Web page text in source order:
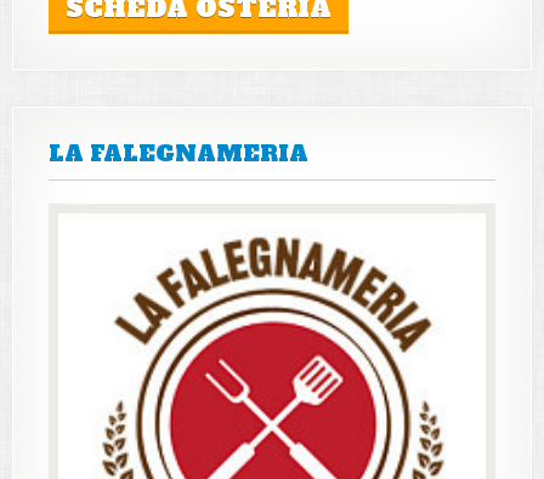
SCHEDA OSTERIA
LA FALEGNAMERIA